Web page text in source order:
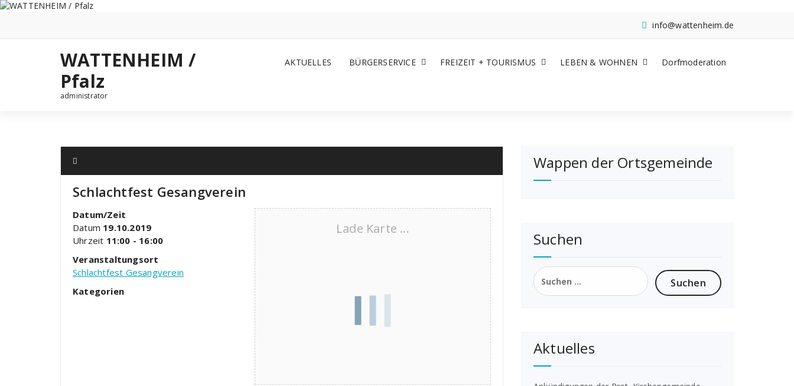
Zum
info@wattenheim.de
WATTENHEIM /
Pfalz
administrator
AKTUELLES BÜRGERSERVICE FREIZEIT + TOURISMUS LEBEN & WOHNEN Dorfmoderation
Schlachtfest Gesangverein
Lade Karte ...
Datum/Zeit
Datum 19.10.2019
Uhrzeit 11:00 - 16:00
Veranstaltungsort
Schlachtfest Gesangverein
Kategorien
Wappen der Ortsgemeinde
Suchen
Suchen
nach:
Aktuelles